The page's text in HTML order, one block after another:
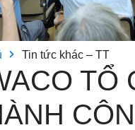
Tin tức khác – TT
TỔ